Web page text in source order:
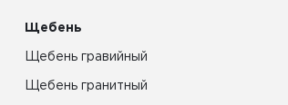
Щебень
Щебень гравийный
Щебень гранитный